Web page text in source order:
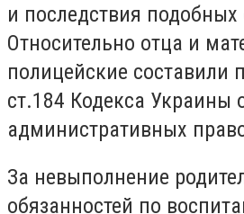
и ​​последствия
Относительно отца и
полицейские составили
ст.184 Кодекса Украины
административных
За невыполнение
обязанностей по